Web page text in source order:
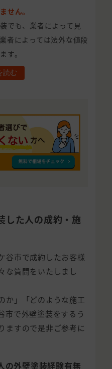
せん。
でも、業者によって見
者によっては法外な値段
す。
読む
した人の成約・施
谷市で成約したお客様
な質問をいたしまし
か」「どのような施工
市で外壁塗装をするう
ますので是非ご参考に
の外壁塗装経験有無